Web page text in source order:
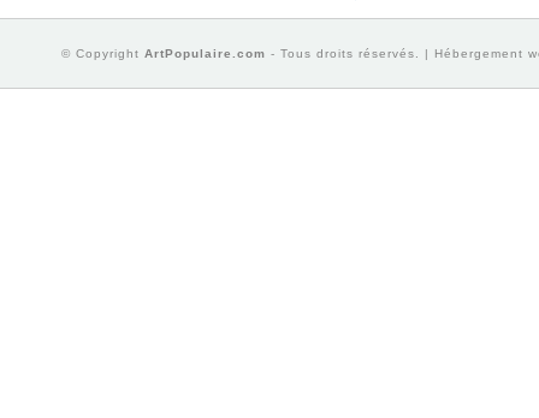
© Copyright ArtPopulaire.com - Tous droits réservés. | Hébergement